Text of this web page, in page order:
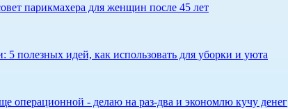
парикмахера для женщин после 45 лет
полезных идей, как использовать для уборки и уюта
операционной - делаю на раз-два и экономлю кучу денег